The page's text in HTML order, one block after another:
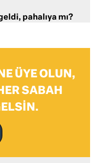
pahalıya mı?
ÜYE OLUN,
SABAH